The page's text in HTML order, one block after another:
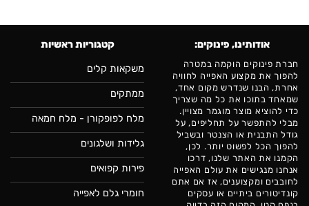
אודותינו, פינוקים:
חברת פינוקים הוקמה במטרה
להפוך את מקצוע האפייה לחוויה
אחרת, הבנו שנדרש מקום אחד,
שמאחד בתוכו את כל מה שצריך
כדי להוציא מוצר מוגמר מצויין.
מבלי להתפשר על תחליפים, על
גודל התבנית או הצנטר ובשביל
להפוך הכל לפשוט יותר. לכן,
הקמנו את האתר שלנו, דרכו
אנחנו מנגישים את עולם האפייה
לחובבים ומקצוענים, אז אם אתם
קונדיטורים ביתיים או עסקים
קטגוריות ראשיות
משקאות קלים
ממתקים
מלח לפופקורן - מלח חמאה
גלידות ושלגונים
פירות קפואים
חומרי גלם לאפייה